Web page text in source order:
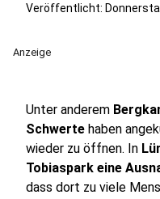
Veröffentlicht:
Anzeige
Unter anderem
Schwerte haben
wieder zu öffnen. In
Tobiaspark eine
dass dort zu viele